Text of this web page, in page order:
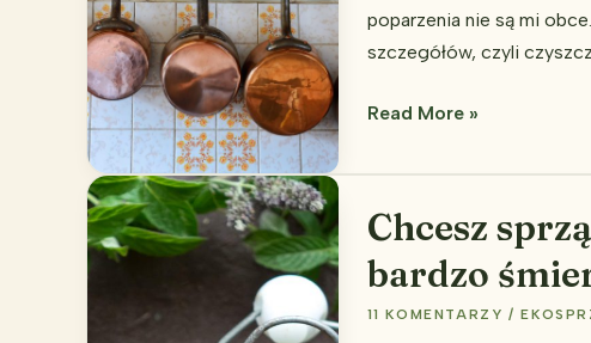
poparzenia nie są mi
szczegółów, czyli
Jak
garnek?
Read More »
Chcesz
bardzo
11 KOMENTARZY /